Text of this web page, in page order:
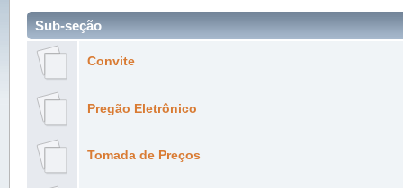
Sub-seção
Convite
Pregão Eletrônico
Tomada de Preços